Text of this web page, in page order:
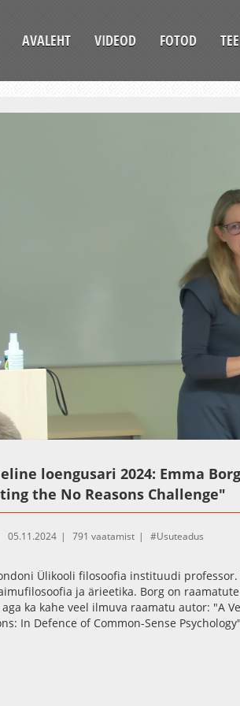
AVALEHT VIDEOD FOTOD
loengusari 2024: Emma
the No Reasons Challenge"
05.11.2024 791 vaatamist Usuteadus
Ülikooli filosoofia instituudi
ja ärieetika. Borg on
aga ka kahe veel ilmuva raamatu autor: "A
In Defence of Common-Sense